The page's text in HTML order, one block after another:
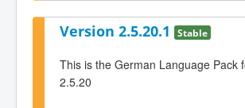
Version 2.5.20.1 Stable
This is the German Language Pack
2.5.20